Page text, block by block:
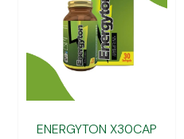
ENERGYTON X30CAP